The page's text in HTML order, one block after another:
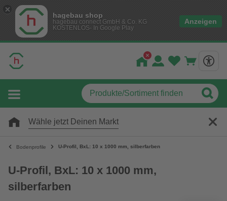
hagebau shop
hagebau connect GmbH & Co. KG
KOSTENLOS- In Google Play
Anzeigen
Wähle jetzt Deinen Markt
Bodenprofile U-Profil, BxL: 10 x 1000 mm, silberfarben
U-Profil, BxL: 10 x 1000 mm,
silberfarben